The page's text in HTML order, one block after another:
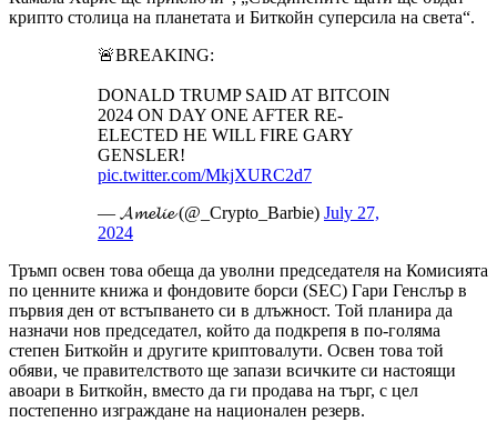
крипто столица на планетата и Биткойн суперсила на света“.
🚨BREAKING:
DONALD TRUMP SAID AT BITCOIN
2024 ON DAY ONE AFTER RE-
ELECTED HE WILL FIRE GARY
GENSLER!
pic.twitter.com/MkjXURC2d7
— 𝓐𝓶𝓮𝓵𝓲𝓮 (@_Crypto_Barbie) July 27,
2024
Тръмп освен това обеща да уволни председателя на Комисията
по ценните книжа и фондовите борси (SEC) Гари Генслър в
първия ден от встъпването си в длъжност. Той планира да
назначи нов председател, който да подкрепя в по-голяма
степен Биткойн и другите криптовалути. Освен това той
обяви, че правителството ще запази всичките си настоящи
авоари в Биткойн, вместо да ги продава на търг, с цел
постепенно изграждане на национален резерв.